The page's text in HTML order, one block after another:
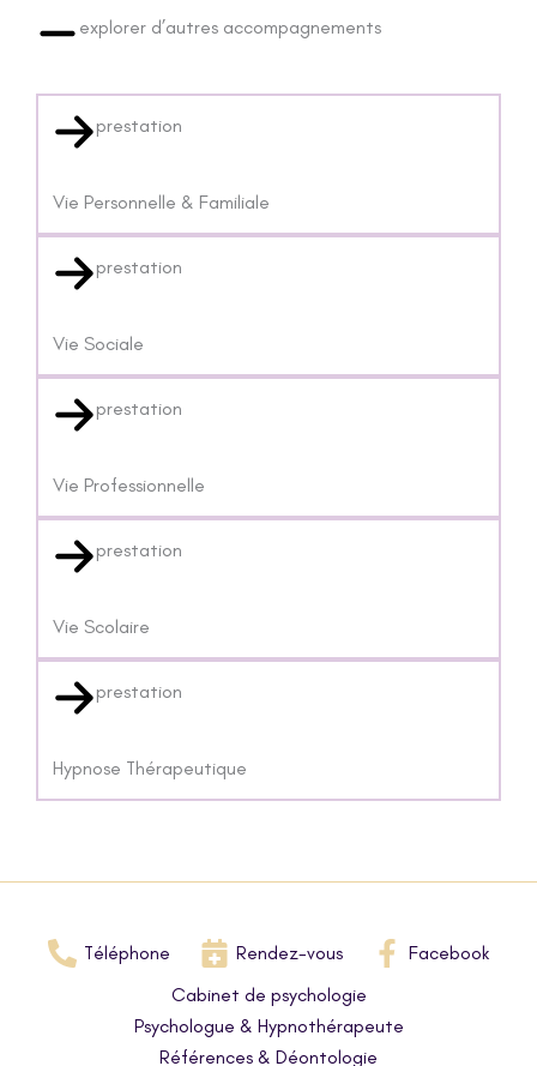
explorer d’autres accompagnements
prestation
Vie Personnelle & Familiale
prestation
Vie Sociale
prestation
Vie Professionnelle
prestation
Vie Scolaire
prestation
Hypnose Thérapeutique
Téléphone Rendez-vous
Facebook
Cabinet de psychologie
Psychologue & Hypnothérapeute
Références & Déontologie